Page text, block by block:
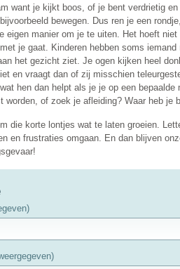
want je kijkt boos, of je bent verdrietig
bewegen. Dus ren je een
eigen manier om je te uiten. Het hoeft
je gaat. Kinderen hebben soms
het gezicht ziet. Je ogen kijken heel
en vraagt dan of zij misschien
hen dan helpt als je je op een
worden, of zoek je afleiding? Waar heb je
die korte lontjes wat te laten groeien.
en frustraties omgaan. En dan blijven